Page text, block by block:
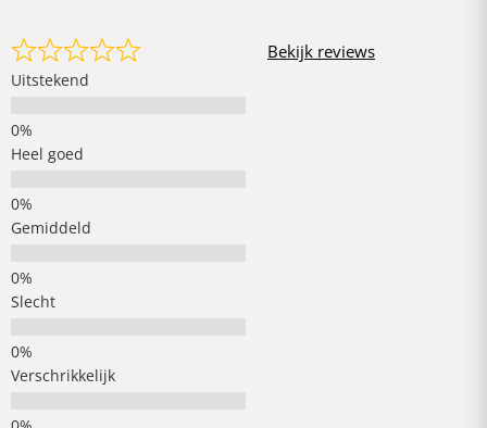
Uitstekend
Heel goed
Gemiddeld
Slecht
Verschrikkelijk
Bekijk reviews